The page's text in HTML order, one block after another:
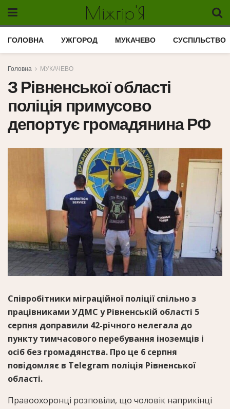
Міжгір'Я
ГОЛОВНА УЖГОРОД МУКАЧЕВО СУСПІЛЬСТВО
Головна МУКАЧЕВО
З Рівненської області
поліція примусово
депортує громадянина РФ
Співробітники міграційної поліції спільно з
працівниками УДМС у Рівненській області 5
серпня доправили 42-річного нелегала до
пункту тимчасового перебування іноземців і
осіб без громадянства. Про це 6 серпня
повідомляє в Telegram поліція Рівненської
області.
Правоохоронці розповіли, що чоловік наприкінці